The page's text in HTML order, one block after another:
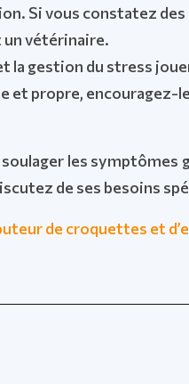
Si vous constatez
vétérinaire.
la gestion du stress
et propre, encouragez-
les
de ses besoins
de croquettes et